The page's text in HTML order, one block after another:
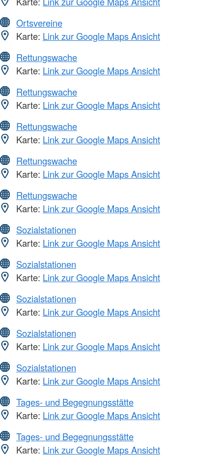
Ortsvereine
Karte: Link zur Google Maps Ansicht
Rettungswache
Karte: Link zur Google Maps Ansicht
Rettungswache
Karte: Link zur Google Maps Ansicht
Rettungswache
Karte: Link zur Google Maps Ansicht
Rettungswache
Karte: Link zur Google Maps Ansicht
Rettungswache
Karte: Link zur Google Maps Ansicht
Sozialstationen
Karte: Link zur Google Maps Ansicht
Sozialstationen
Karte: Link zur Google Maps Ansicht
Sozialstationen
Karte: Link zur Google Maps Ansicht
Sozialstationen
Karte: Link zur Google Maps Ansicht
Sozialstationen
Karte: Link zur Google Maps Ansicht
Tages- und Begegnungsstätte
Karte: Link zur Google Maps Ansicht
Tages- und Begegnungsstätte
Karte: Link zur Google Maps Ansicht